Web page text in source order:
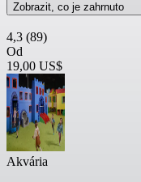
Zobrazit, co je zahrnuto
4,3 (89)
Od
19,00 US$
Akvária